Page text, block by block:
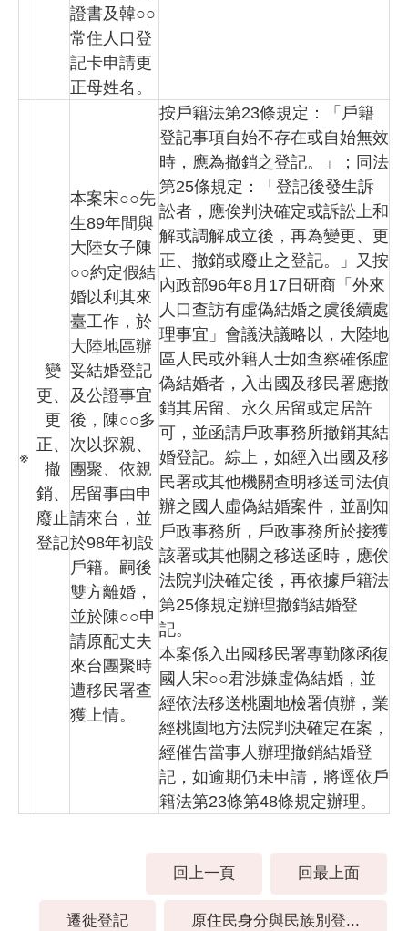
證書及韓○○
常住人口登
記卡申請更
正母姓名。
※
變
更、
更
正、
撤
銷、
廢止
登記
本案宋○○先
生89年間與
大陸女子陳
○○約定假結
婚以利其來
臺工作，於
大陸地區辦
妥結婚登記
及公證事宜
後，陳○○多
次以探親、
團聚、依親
居留事由申
請來台，並
於98年初設
戶籍。嗣後
雙方離婚，
並於陳○○申
請原配丈夫
來台團聚時
遭移民署查
獲上情。
按戶籍法第23條規定：「戶籍
登記事項自始不存在或自始無效
時，應為撤銷之登記。」；同法
第25條規定：「登記後發生訴
訟者，應俟判決確定或訴訟上和
解或調解成立後，再為變更、更
正、撤銷或廢止之登記。」又按
內政部96年8月17日研商「外來
人口查訪有虛偽結婚之虞後續處
理事宜」會議決議略以，大陸地
區人民或外籍人士如查察確係虛
偽結婚者，入出國及移民署應撤
銷其居留、永久居留或定居許
可，並函請戶政事務所撤銷其結
婚登記。綜上，如經入出國及移
民署或其他機關查明移送司法偵
辦之國人虛偽結婚案件，並副知
戶政事務所，戶政事務所於接獲
該署或其他關之移送函時，應俟
法院判決確定後，再依據戶籍法
第25條規定辦理撤銷結婚登
記。
本案係入出國移民署專勤隊函復
國人宋○○君涉嫌虛偽結婚，並
經依法移送桃園地檢署偵辦，業
經桃園地方法院判決確定在案，
經催告當事人辦理撤銷結婚登
記，如逾期仍未申請，將逕依戶
籍法第23條第48條規定辦理。
回上一頁 回最上面
遷徙登記 原住民身分與民族別登...